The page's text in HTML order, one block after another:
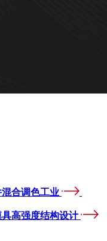
合调色工业
高强度结构设计